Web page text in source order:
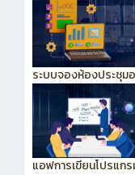
ระบบจองห้องประชุม
แอฟการเขียนโปรแ